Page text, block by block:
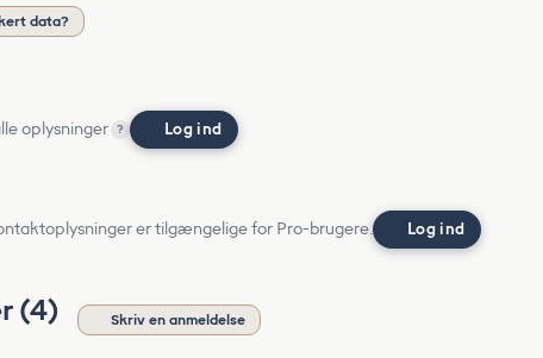
data?
oplysninger ? Log ind
er tilgængelige for Pro-brugere. Log ind
(4) Skriv en anmeldelse